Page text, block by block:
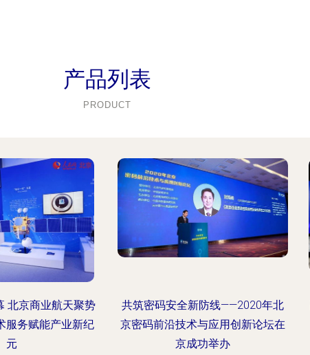
产品列表
PRODUCT
北京商业航天聚势
服务赋能产业新纪
元
共筑密码安全新防线——2020年北
京密码前沿技术与应用创新论坛在
京成功举办